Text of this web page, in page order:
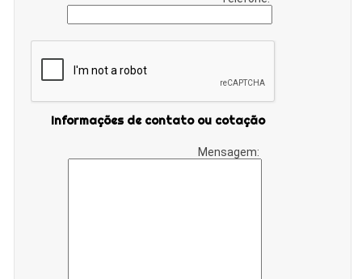
Informações de contato ou cotação
Mensagem: